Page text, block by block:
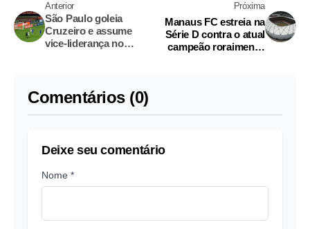
Anterior
São Paulo goleia
Cruzeiro e assume
vice-liderança no
Próxima
Manaus FC estreia na
Série D contra o atual
campeão roraimense
Comentários (0)
Deixe seu comentário
Nome *